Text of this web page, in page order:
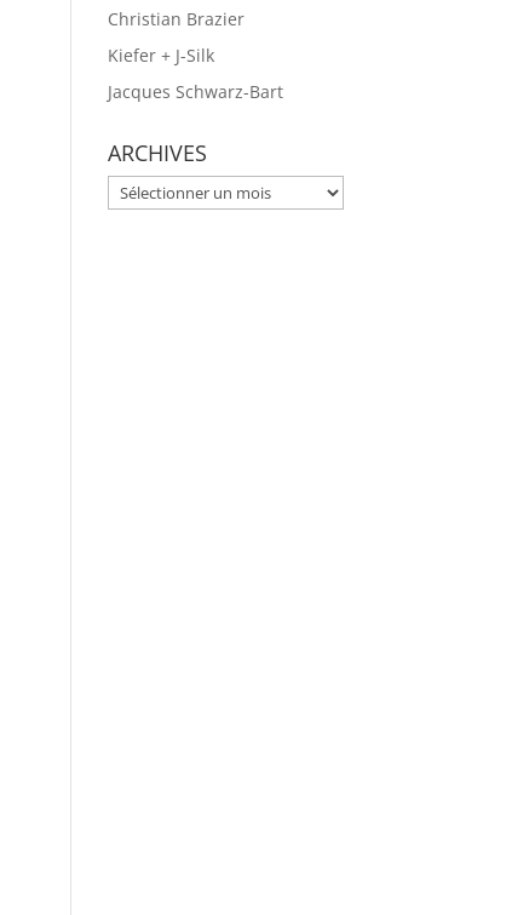
Christian Brazier
Kiefer + J-Silk
Jacques Schwarz-Bart
ARCHIVES
ARCHIVES